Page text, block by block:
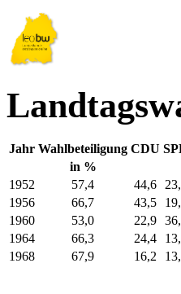
Jahr Wahlbeteiligung CDU
in %
1952
57,4 44,6
1956
66,7 43,5
1960
53,0 22,9
1964
66,3 24,4
1968
67,9 16,2